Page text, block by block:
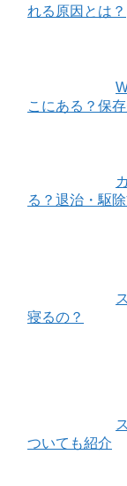
れる原因とは？
こにある？保
る？退治・駆
寝るの？
ついても紹介